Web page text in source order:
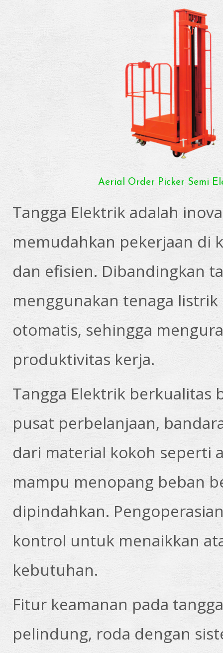
Aerial Order Picker Semi
Tangga Elektrik adalah
memudahkan pekerjaan di
dan efisien. Dibandingkan
menggunakan tenaga
otomatis, sehingga
produktivitas kerja.
Tangga Elektrik berkualitas
pusat perbelanjaan,
dari material kokoh seperti
mampu menopang beban
dipindahkan.
kontrol untuk menaikkan
kebutuhan.
Fitur keamanan pada
pelindung, roda dengan